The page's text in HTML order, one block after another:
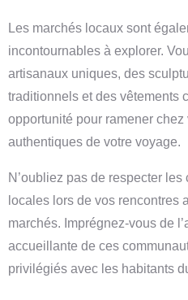
Les marchés locaux sont
incontournables à explorer.
artisanaux uniques, des
traditionnels et des vêtements
opportunité pour ramener
authentiques de votre voyage.
N’oubliez pas de respecter
locales lors de vos rencontres
marchés. Imprégnez-vous de
accueillante de ces
privilégiés avec les habitants